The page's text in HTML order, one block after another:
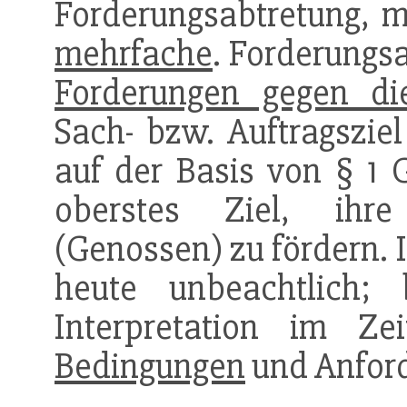
Forderungsabtretung,
mehrfache.
Forderungen gegen
Sach- bzw.
auf der Basis von § 1
oberstes Ziel, ihre
(Genossen) zu fördern.
heute
Interpretation im
Bedingungenund